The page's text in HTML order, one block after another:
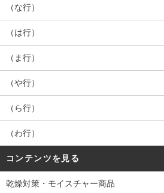
（な行）
（は行）
（ま行）
（や行）
（ら行）
（わ行）
コンテンツを見る
乾燥対策・モイスチャー商品